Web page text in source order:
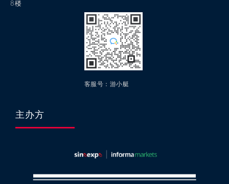
8楼
客服号：游小艇
主办方